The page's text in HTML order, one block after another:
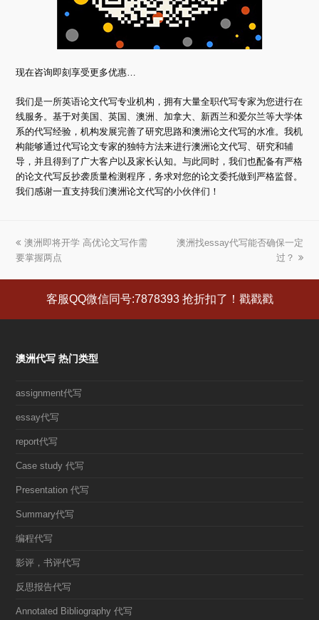
现在咨询即刻享受更多优惠…
我们是一所英语论文代写专业机构，拥有大量全职代写专家为您进行在
线服务。基于对美国、英国、澳洲、加拿大、新西兰和爱尔兰等大学体
系的代写经验，机构发展完善了研究思路和澳洲论文代写的水准。我机
构能够通过代写论文专家的独特方法来进行澳洲论文代写、研究和辅
导，并且得到了广大客户以及家长认知。与此同时，我们也配备有严格
的论文代写反抄袭质量检测程序，务求对您的论文委托做到严格监督。
我们感谢一直支持我们澳洲论文代写的小伙伴们！
上
一
澳洲即将开学 高优论文写作需
要掌握两点
下
章:
澳洲找essay代写能否确保一定
过？
客服QQ微信同号:7878393 抢折扣了！戳戳戳
澳洲代写 热门类型
assignment代写
essay代写
report代写
Case study 代写
Presentation 代写
Summary代写
编程代写
影评，书评代写
反思报告代写
Annotated Bibliography 代写